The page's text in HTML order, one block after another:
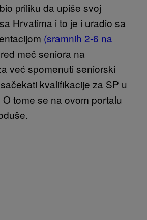
priliku da upiše svoj
Hrvatima i to je i uradio sa
(sramnih 2-6 na
meč seniora na
već spomenuti seniorski
kvalifikacije za SP u
tome se na ovom portalu